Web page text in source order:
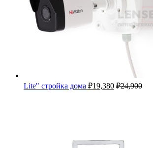
Lite" стройка дома ₽19,380 ₽24,900